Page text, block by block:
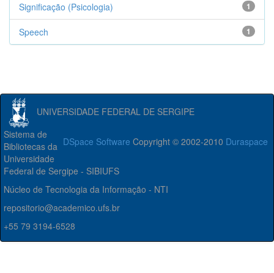
1
Significação (Psicologia)
1
Speech
UNIVERSIDADE FEDERAL DE SERGIPE
DSpace Software Copyright © 2002-2010 Duraspace
Sistema de
Bibliotecas da
Universidade
Federal de Sergipe - SIBIUFS
Núcleo de Tecnologia da Informação - NTI
repositorio@academico.ufs.br
+55 79 3194-6528